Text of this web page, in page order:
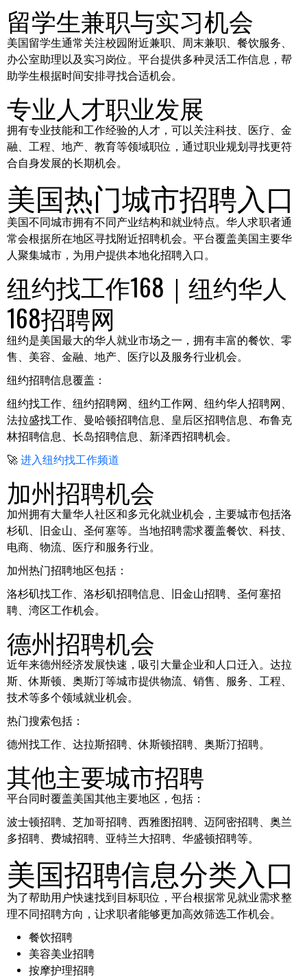
留学生兼职与实习机会
美国留学生通常关注校园附近兼职、周末兼职、餐饮服务、
办公室助理以及实习岗位。平台提供多种灵活工作信息，帮
助学生根据时间安排寻找合适机会。
专业人才职业发展
拥有专业技能和工作经验的人才，可以关注科技、医疗、金
融、工程、地产、教育等领域职位，通过职业规划寻找更符
合自身发展的长期机会。
美国热门城市招聘入口
美国不同城市拥有不同产业结构和就业特点。华人求职者通
常会根据所在地区寻找附近招聘机会。平台覆盖美国主要华
人聚集城市，为用户提供本地化招聘入口。
纽约找工作168｜纽约华人
168招聘网
纽约是美国最大的华人就业市场之一，拥有丰富的餐饮、零
售、美容、金融、地产、医疗以及服务行业机会。
纽约招聘信息覆盖：
纽约找工作、纽约招聘网、纽约工作网、纽约华人招聘网、
法拉盛找工作、曼哈顿招聘信息、皇后区招聘信息、布鲁克
林招聘信息、长岛招聘信息、新泽西招聘机会。
🚀 进入纽约找工作频道
加州招聘机会
加州拥有大量华人社区和多元化就业机会，主要城市包括洛
杉矶、旧金山、圣何塞等。当地招聘需求覆盖餐饮、科技、
电商、物流、医疗和服务行业。
加州热门招聘地区包括：
洛杉矶找工作、洛杉矶招聘信息、旧金山招聘、圣何塞招
聘、湾区工作机会。
德州招聘机会
近年来德州经济发展快速，吸引大量企业和人口迁入。达拉
斯、休斯顿、奥斯汀等城市提供物流、销售、服务、工程、
技术等多个领域就业机会。
热门搜索包括：
德州找工作、达拉斯招聘、休斯顿招聘、奥斯汀招聘。
其他主要城市招聘
平台同时覆盖美国其他主要地区，包括：
波士顿招聘、芝加哥招聘、西雅图招聘、迈阿密招聘、奥兰
多招聘、费城招聘、亚特兰大招聘、华盛顿招聘等。
美国招聘信息分类入口
为了帮助用户快速找到目标职位，平台根据常见就业需求整
理不同招聘方向，让求职者能够更加高效筛选工作机会。
餐饮招聘
美容美业招聘
按摩护理招聘